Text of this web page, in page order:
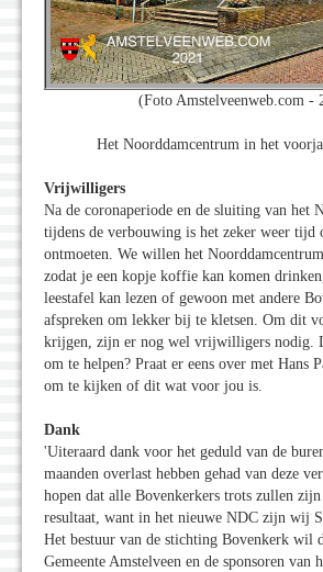
(Foto Amstelveenweb.com -
Het Noorddamcentrum in het
Vrijwilligers
Na de coronaperiode en de sluiting van het
tijdens de verbouwing is het zeker weer tijd
ontmoeten. We willen het
zodat je een kopje koffie kan komen
leestafel kan lezen of gewoon met andere
afspreken om lekker bij te kletsen. Om dit
krijgen, zijn er nog wel vrijwilligers nodig.
om te helpen? Praat er eens over met Hans
om te kijken of dit wat voor jou is.
Dank
'Uiteraard dank voor het geduld van de
maanden overlast hebben gehad van deze
hopen dat alle Bovenkerkers trots zullen
resultaat, want in het nieuwe NDC zijn wij
Het bestuur van de stichting Bovenkerk wil
Gemeente Amstelveen en de sponsoren van